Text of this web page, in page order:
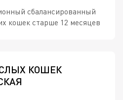
сбалансированный
кошек старше 12 месяцев
КОШЕК